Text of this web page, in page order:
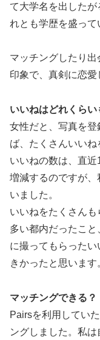
て大学名を出した
れとも学歴を盛って
マッチングしたり
印象で、真剣に恋愛
いいねはどれくらい
女性だと、写真を
ば、たくさんいいね
いいねの数は、直
増減するのですが
いました。
いいねをたくさん
多い都内だったこ
に撮ってもらった
きかったと思います
マッチングできる？
Pairsを利用してい
ングしました。私